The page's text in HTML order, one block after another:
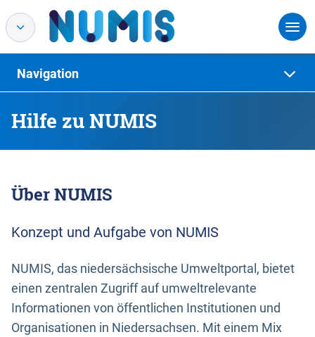
Hilfe zu NUMIS
Navigation
Über NUMIS
Konzept und Aufgabe von NUMIS
NUMIS, das niedersächsische Umweltportal, bietet
einen zentralen Zugriff auf umweltrelevante
Informationen von öffentlichen Institutionen und
Organisationen in Niedersachsen. Mit einem Mix